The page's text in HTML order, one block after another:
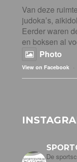
Van deze
judoka’s,
Eerder waren
en boksen al
Photo
View on Facebook ·
De